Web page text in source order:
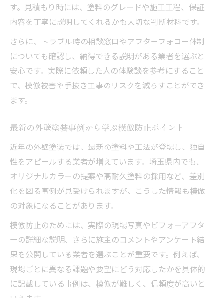
埼玉県の外壁塗装で注意が必要な事例集
外壁塗装の最新トレンドを正しく理解しよ
う
他社事例を見極める外壁塗装の比較ポイン
ト
外壁塗装のパック料金選びで注意すべき点
す。見積もり時には、塗料のグレードや施工工程、保証
内容を丁寧に説明してくれるかも大切な判断材料です。
さらに、トラブル時の相談窓口やアフターフォロー体制
についても確認し、納得できる説明がある業者を選ぶと
安心です。実際に依頼した人の体験談を参考にすること
で、模倣被害や手抜き工事のリスクを減らすことができ
ます。
最新の外壁塗装事例から学ぶ模倣防止ポイント
近年の外壁塗装では、最新の塗料や工法が登場し、独自
性をアピールする業者が増えています。埼玉県内でも、
オリジナルカラーの提案や高耐久塗料の採用など、差別
化を図る事例が見受けられますが、こうした情報も模倣
の対象になることがあります。
模倣防止のためには、実際の現場写真やビフォーアフタ
ーの詳細な説明、さらに施主のコメントやアンケート結
果を公開している業者を選ぶことが重要です。例えば、
現場ごとに異なる課題や要望にどう対応したかを具体的
に記載している事例は、模倣が難しく、信頼度が高いと